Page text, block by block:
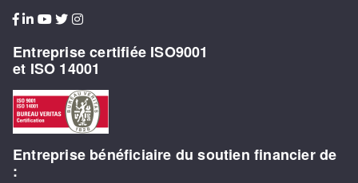
Entreprise certifiée ISO9001
et ISO 14001
Entreprise bénéficiaire du soutien financier de
: